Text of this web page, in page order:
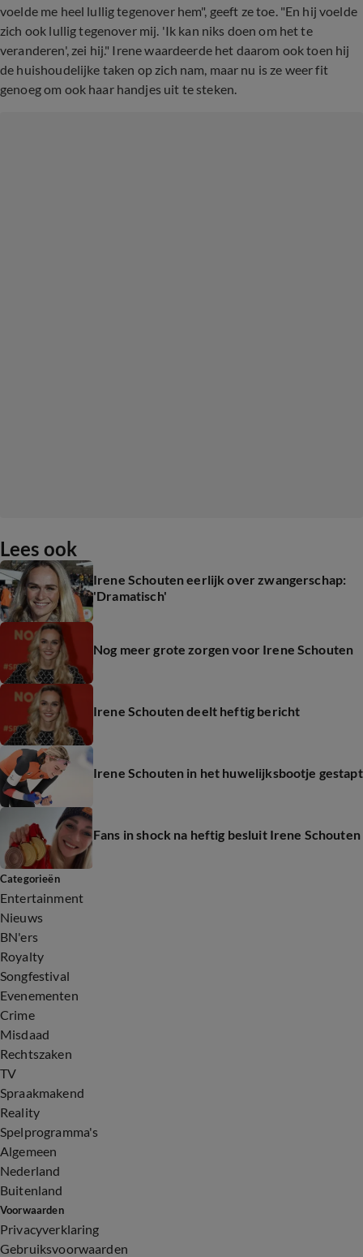
voelde me heel lullig tegenover hem", geeft ze toe. "En hij voelde
zich ook lullig tegenover mij. 'Ik kan niks doen om het te
veranderen', zei hij." Irene waardeerde het daarom ook toen hij
de huishoudelijke taken op zich nam, maar nu is ze weer fit
genoeg om ook haar handjes uit te steken.
Lees ook
Irene Schouten eerlijk over zwangerschap:
'Dramatisch'
Nog meer grote zorgen voor Irene Schouten
Irene Schouten deelt heftig bericht
Irene Schouten in het huwelijksbootje gestapt
Fans in shock na heftig besluit Irene Schouten
Categorieën
Entertainment
Nieuws
BN'ers
Royalty
Songfestival
Evenementen
Crime
Misdaad
Rechtszaken
TV
Spraakmakend
Reality
Spelprogramma's
Algemeen
Nederland
Buitenland
Voorwaarden
Privacyverklaring
Gebruiksvoorwaarden